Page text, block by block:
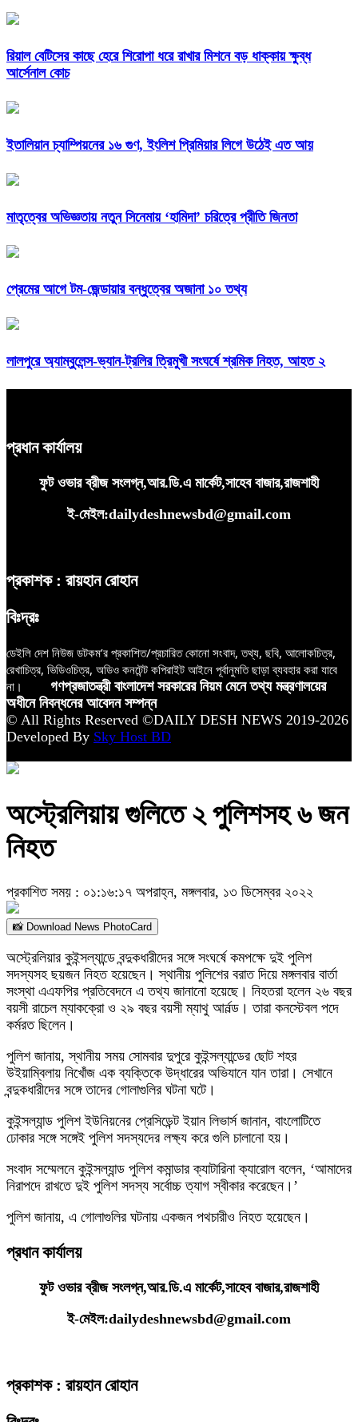
রিয়াল বেটিসের কাছে হেরে শিরোপা ধরে রাখার মিশনে বড় ধাক্কায় ক্ষুব্ধ
আর্সেনাল কোচ
ইতালিয়ান চ্যাম্পিয়নের ১৬ গুণ, ইংলিশ প্রিমিয়ার লিগে উঠেই এত আয়
মাতৃত্বের অভিজ্ঞতায় নতুন সিনেমায় ‘হামিদা’ চরিত্রে প্রীতি জিনতা
প্রেমের আগে টম-জেন্ডায়ার বন্ধুত্বের অজানা ১০ তথ্য
লালপুরে অ্যাম্বুলেন্স-ভ্যান-ট্রলির ত্রিমুখী সংঘর্ষে শ্রমিক নিহত, আহত ২
প্রধান কার্যালয়
ফুট ওভার ব্রীজ সংলগ্ন,আর.ডি.এ মার্কেট,সাহেব বাজার,রাজশাহী
ই-মেইল:dailydeshnewsbd@gmail.com
প্রকাশক : রায়হান রোহান
বিঃদ্রঃ
ডেইলি দেশ নিউজ ডটকম’র প্রকাশিত/প্রচারিত কোনো সংবাদ, তথ্য, ছবি, আলোকচিত্র,
রেখাচিত্র, ভিডিওচিত্র, অডিও কনটেন্ট কপিরাইট আইনে পূর্বানুমতি ছাড়া ব্যবহার করা যাবে
না।
গণপ্রজাতন্ত্রী বাংলাদেশ সরকারের নিয়ম মেনে তথ্য মন্ত্রণালয়ের
অধীনে নিবন্ধনের আবেদন সম্পন্ন
© All Rights Reserved ©DAILY DESH NEWS 2019-2026
Developed By Sky Host BD
অস্ট্রেলিয়ায় গুলিতে ২ পুলিশসহ ৬ জন
নিহত
প্রকাশিত সময় : ০১:১৬:১৭ অপরাহ্ন, মঙ্গলবার, ১৩ ডিসেম্বর ২০২২
📸 Download News PhotoCard
অস্ট্রেলিয়ার কুইন্সল্যান্ডে বন্দুকধারীদের সঙ্গে সংঘর্ষে কমপক্ষে দুই পুলিশ
সদস্যসহ ছয়জন নিহত হয়েছেন। স্থানীয় পুলিশের বরাত দিয়ে মঙ্গলবার বার্তা
সংস্থা এএফপির প্রতিবেদনে এ তথ্য জানানো হয়েছে। নিহতরা হলেন ২৬ বছর
বয়সী রাচেল ম্যাকক্রো ও ২৯ বছর বয়সী ম্যাথু আর্নল্ড। তারা কনস্টেবল পদে
কর্মরত ছিলেন।
পুলিশ জানায়, স্থানীয় সময় সোমবার দুপুরে কুইন্সল্যান্ডের ছোট শহর
উইয়াম্বিলায় নিখোঁজ এক ব্যক্তিকে উদ্ধারের অভিযানে যান তারা। সেখানে
বন্দুকধারীদের সঙ্গে তাদের গোলাগুলির ঘটনা ঘটে।
কুইন্সল্যান্ড পুলিশ ইউনিয়নের প্রেসিডেন্ট ইয়ান লিভার্স জানান, বাংলোটিতে
ঢোকার সঙ্গে সঙ্গেই পুলিশ সদস্যদের লক্ষ্য করে গুলি চালানো হয়।
সংবাদ সম্মেলনে কুইন্সল্যান্ড পুলিশ কমান্ডার ক্যাটারিনা ক্যারোল বলেন, ‘আমাদের
নিরাপদে রাখতে দুই পুলিশ সদস্য সর্বোচ্চ ত্যাগ স্বীকার করেছেন।’
পুলিশ জানায়, এ গোলাগুলির ঘটনায় একজন পথচারীও নিহত হয়েছেন।
প্রধান কার্যালয়
ফুট ওভার ব্রীজ সংলগ্ন,আর.ডি.এ মার্কেট,সাহেব বাজার,রাজশাহী
ই-মেইল:dailydeshnewsbd@gmail.com
প্রকাশক : রায়হান রোহান